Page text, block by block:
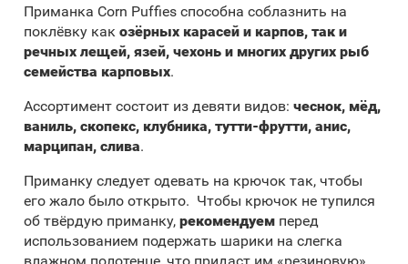
Приманка Corn Puffies способна соблазнить на
поклёвку как озёрных карасей и карпов, так и
речных лещей, язей, чехонь и многих других рыб
семейства карповых.
Ассортимент состоит из девяти видов: чеснок, мёд,
ваниль, скопекс, клубника, тутти-фрутти, анис,
марципан, слива.
Приманку следует одевать на крючок так, чтобы
его жало было открыто. Чтобы крючок не тупился
об твёрдую приманку, рекомендуемперед
использованием подержать шарики на слегка